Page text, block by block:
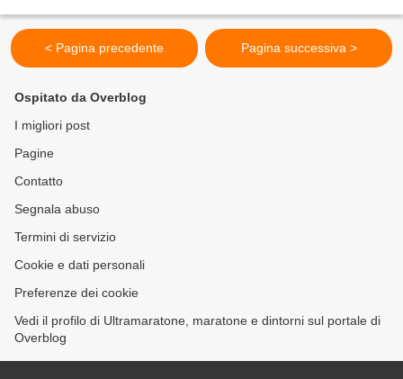
< Pagina precedente Pagina successiva >
Ospitato da Overblog
I migliori post
Pagine
Contatto
Segnala abuso
Termini di servizio
Cookie e dati personali
Preferenze dei cookie
Vedi il profilo di Ultramaratone, maratone e dintorni sul portale di
Overblog